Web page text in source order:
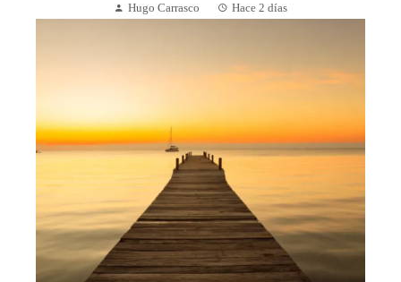
Hugo Carrasco Hace 2 días